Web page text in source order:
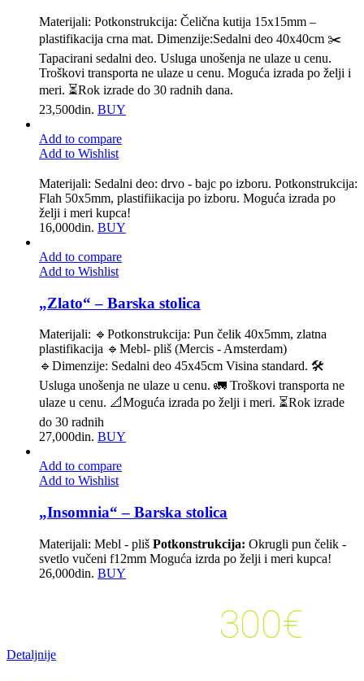
Materijali: ️Potkonstrukcija: Čelična kutija 15x15mm –
plastifikacija crna mat. ️Dimenzije:Sedalni deo 40x40cm ✂️
Tapacirani sedalni deo. Usluga unošenja ne ulaze u cenu.
Troškovi transporta ne ulaze u cenu. Moguća izrada po želji i
meri. ⏳️Rok izrade do 30 radnih dana.
23,500din. BUY
Add to compare
Add to Wishlist
Materijali: Sedalni deo: drvo - bajc po izboru. Potkonstrukcija:
Flah 50x5mm, plastifiikacija po izboru. Moguća izrada po
želji i meri kupca!
16,000din. BUY
Add to compare
Add to Wishlist
„Zlato“ – Barska stolica
Materijali: 🔹Potkonstrukcija: Pun čelik 40x5mm, zlatna
plastifikacija 🔹️Mebl- pliš (Mercis - Amsterdam)
🔹Dimenzije: Sedalni deo 45x45cm Visina standard. 🛠
Usluga unošenja ne ulaze u cenu. 🚛 Troškovi transporta ne
ulaze u cenu. 📐Moguća izrada po želji i meri. ⏳Rok izrade
do 30 radnih
27,000din. BUY
Add to compare
Add to Wishlist
„Insomnia“ – Barska stolica
Materijali: Mebl - pliš Potkonstrukcija: Okrugli pun čelik -
svetlo vučeni f12mm Moguća izrda po želji i meri kupca!
26,000din. BUY
300€
Detaljnije